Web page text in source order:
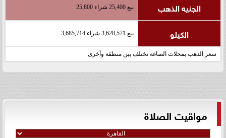
الجنيه الذهب بيع 25,400 شراء 25,800
الكيلو بيع 3,628,571 شراء 3,685,714
سعر الذهب بمحلات الصاغة تختلف بين منطقة وأخرى
مواقيت الصلاة